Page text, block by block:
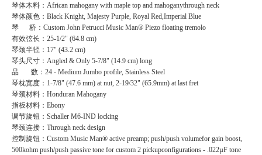
琴体木料：African mahogany with maple top and mahoganythrough neck
琴体颜色：Black Knight, Majesty Purple, Royal Red,Imperial Blue
琴 桥：Custom John Petrucci Music Man® Piezo floating tremolo
有效弦长：25-1/2" (64.8 cm)
琴颈半径：17" (43.2 cm)
琴头尺寸：Angled & Only 5-7/8" (14.9 cm) long
品 数：24 - Medium Jumbo profile, Stainless Steel
琴枕宽度：1-7/8" (47.6 mm) at nut, 2-19/32" (65.9mm) at last fret
琴颈材料：Honduran Mahogany
指板材料：Ebony
调节旋钮：Schaller M6-IND locking
琴颈连接：Through neck design
控制旋钮：Custom Music Man® active preamp; push/push volumefor gain boost,
500kohm push/push passive tone for custom 2 pickupconfigurations - .022µF tone